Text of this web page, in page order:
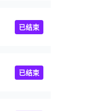
已结束
已结束